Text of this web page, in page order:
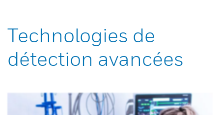
Technologies de
détection avancées